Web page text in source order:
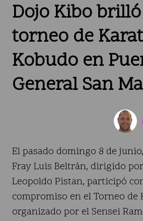
Dojo Kibo
torneo de
Kobudo en
General San
El pasado domingo 8 de
Fray Luis Beltrán, dirigido
Leopoldo Pistan, participó
compromiso en el Torneo de
organizado por el Sensei